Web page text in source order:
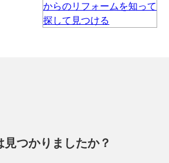
つかりましたか？